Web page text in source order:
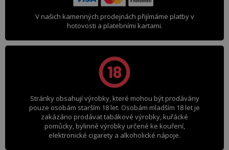
V našich kamenných prodejnách přijímáme platby v
hotovosti a platebními kartami.
Stránky obsahují výrobky, které mohou být prodávány
pouze osobám starším 18 let. Osobám mladším 18 let je
zakázáno prodávat tabákové výrobky, kuřácké
pomůcky, bylinné výrobky určené ke kouření,
elektronické cigarety a alkoholické nápoje.